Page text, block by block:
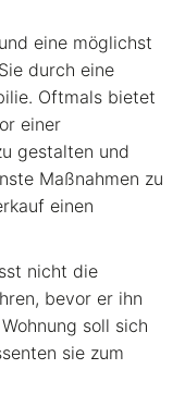
eine möglichst
durch eine
Oftmals bietet
einer
gestalten und
Maßnahmen zu
einen
nicht die
bevor er ihn
soll sich
sie zum